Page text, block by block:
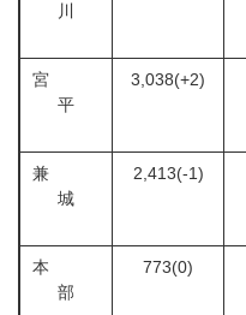
川
宮
平
3,038(+2)
兼
城
2,413(-1)
本
部
773(0)